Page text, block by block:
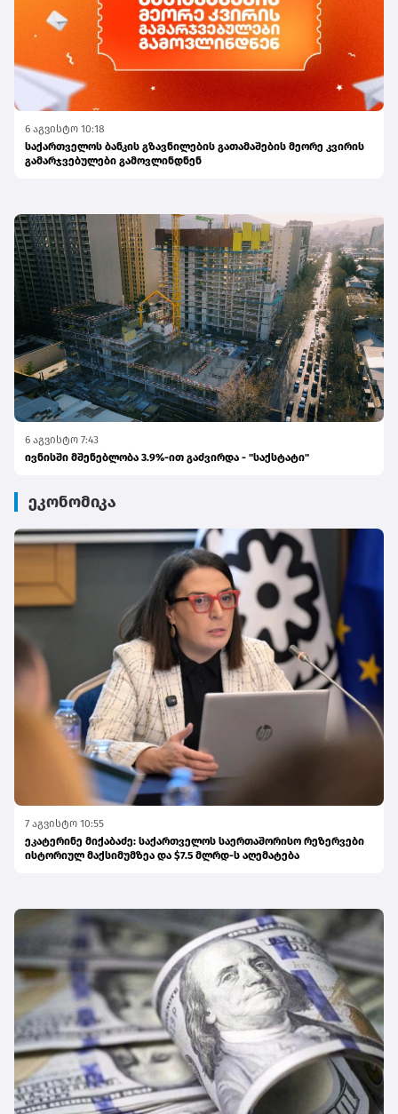
6 აგვისტო 10:18
საქართველოს ბანკის გზავნილების გათამაშების მეორე კვირის
გამარჯვებულები გამოვლინდნენ
6 აგვისტო 7:43
ივნისში მშენებლობა 3.9%-ით გაძვირდა - "საქსტატი"
ეკონომიკა
7 აგვისტო 10:55
ეკატერინე მიქაბაძე: საქართველოს საერთაშორისო რეზერვები
ისტორიულ მაქსიმუმზეა და $7.5 მლრდ-ს აღემატება